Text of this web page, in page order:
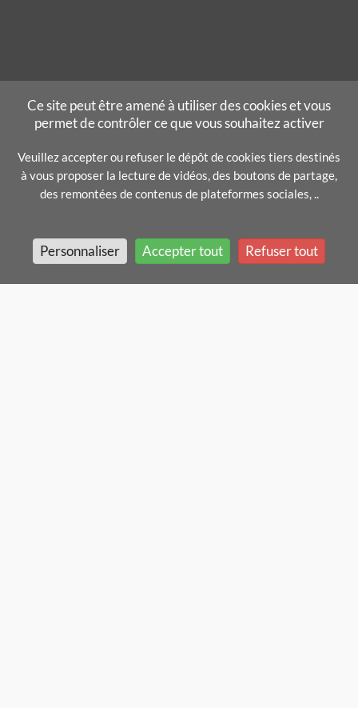
Ce site peut être amené à utiliser des cookies et vous
permet de contrôler ce que vous souhaitez activer
Veuillez accepter ou refuser le dépôt de cookies tiers destinés
à vous proposer la lecture de vidéos, des boutons de partage,
des remontées de contenus de plateformes sociales, ..
Personnaliser Accepter tout Refuser tout